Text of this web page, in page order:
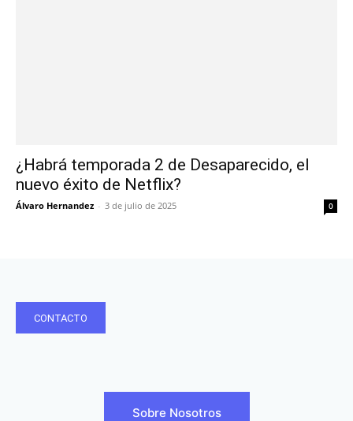
¿Habrá temporada 2 de Desaparecido, el
nuevo éxito de Netflix?
Álvaro Hernandez - 3 de julio de 2025 0
CONTACTO
Sobre Nosotros